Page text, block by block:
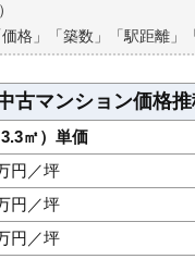
格」「築数」「駅距離」
古マンション価格
㎡）単価
円／坪
円／坪
円／坪